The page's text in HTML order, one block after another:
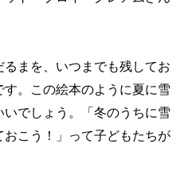
まを、いつまでも残してお
。この絵本のように夏に雪
でしょう。「冬のうちに雪
こう！」って子どもたちが